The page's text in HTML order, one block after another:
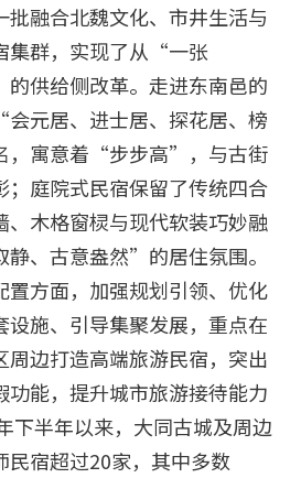
批融合北魏文化、市井生活与
集群，实现了从“一张
供给侧改革。走进东南邑的
元居、进士居、探花居、榜
，寓意着“步步高”，与古街
；庭院式民宿保留了传统四合
、木格窗棂与现代软装巧妙融
、古意盎然”的居住氛围。
置方面，加强规划引领、优化
设施、引导集聚发展，重点在
周边打造高端旅游民宿，突出
功能，提升城市旅游接待能力
下半年以来，大同古城及周边
民宿超过20家，其中多数